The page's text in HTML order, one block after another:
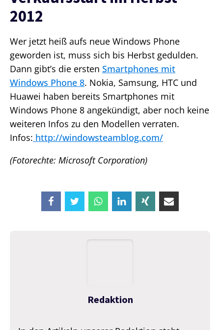
2012
Wer jetzt heiß aufs neue Windows Phone
geworden ist, muss sich bis Herbst gedulden.
Dann gibt’s die ersten Smartphones mit
Windows Phone 8. Nokia, Samsung, HTC und
Huawei haben bereits Smartphones mit
Windows Phone 8 angekündigt, aber noch keine
weiteren Infos zu den Modellen verraten.
Infos: http://windowsteamblog.com/
(Fotorechte: Microsoft Corporation)
Redaktion